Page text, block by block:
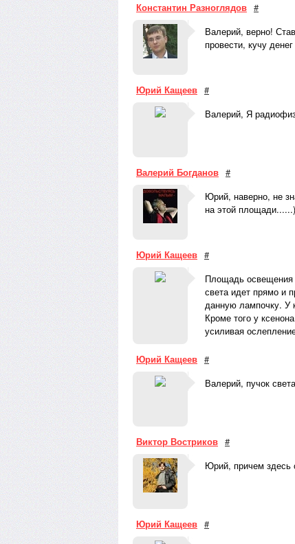
Константин Разноглядов #
Валерий, верно!
провести, кучу
Юрий Кащеев #
Валерий, Я
Валерий Богданов #
Юрий, наверно, не
на этой площади......)
Юрий Кащеев #
Площадь освещения
света идет прямо и
данную лампочку. У
Кроме того у
усиливая
Юрий Кащеев #
Валерий, пучок
Виктор Востриков #
Юрий, причем
Юрий Кащеев #